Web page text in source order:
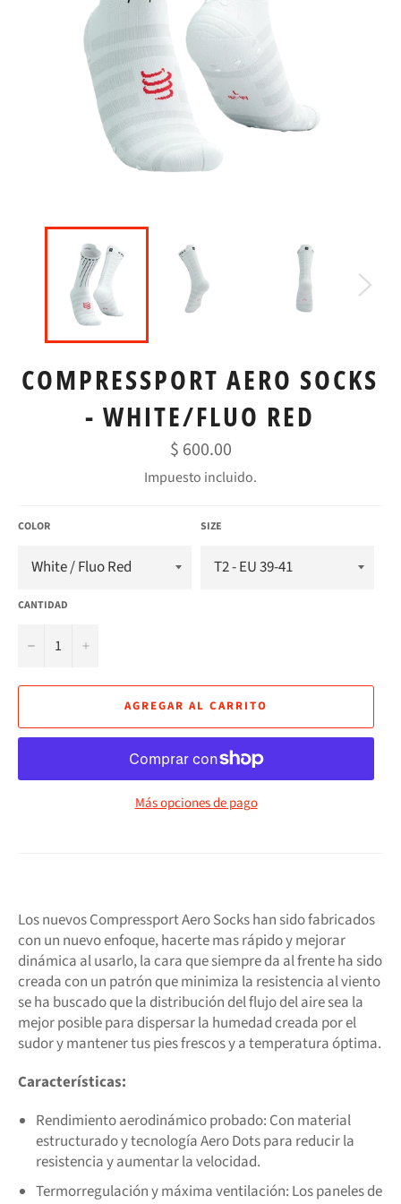
COMPRESSPORT AERO SOCKS
- WHITE/FLUO RED
Precio
habitual
$ 600.00
Impuesto incluido.
COLOR SIZE
CANTIDAD
− +
AGREGAR AL CARRITO
Más opciones de pago
Los nuevos Compressport Aero Socks han sido fabricados
con un nuevo enfoque, hacerte mas rápido y mejorar
dinámica al usarlo, la cara que siempre da al frente ha sido
creada con un patrón que minimiza la resistencia al viento
se ha buscado que la distribución del flujo del aire sea la
mejor posible para dispersar la humedad creada por el
sudor y mantener tus pies frescos y a temperatura óptima.
Características:
Rendimiento aerodinámico probado: Con material
estructurado y tecnología Aero Dots para reducir la
resistencia y aumentar la velocidad.
Termorregulación y máxima ventilación: Los paneles de